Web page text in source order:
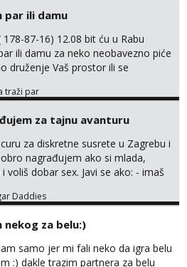
par ili damu
178-87-16) 12.08 bit ću u Rabu
ili damu za neko neobavezno piće
druženje Vaš prostor ili se
noćno kupanje Kontakt
traži par
za tajnu avanturu
za diskretne susrete u Zagrebu i
nagrađujem ako si mlada,
voliš dobar sex. Javi se ako: - imaš
dobro ljubiš - si fleksibilna s
radnim danom (vikendi i noći su za
vodiš brigu o zdravlju i koristiš
javljajte se: - debele - frajeri i
Daddies
nekog za belu:)
samo jer mi fali neko da igra belu
:) dakle trazim partnera za belu